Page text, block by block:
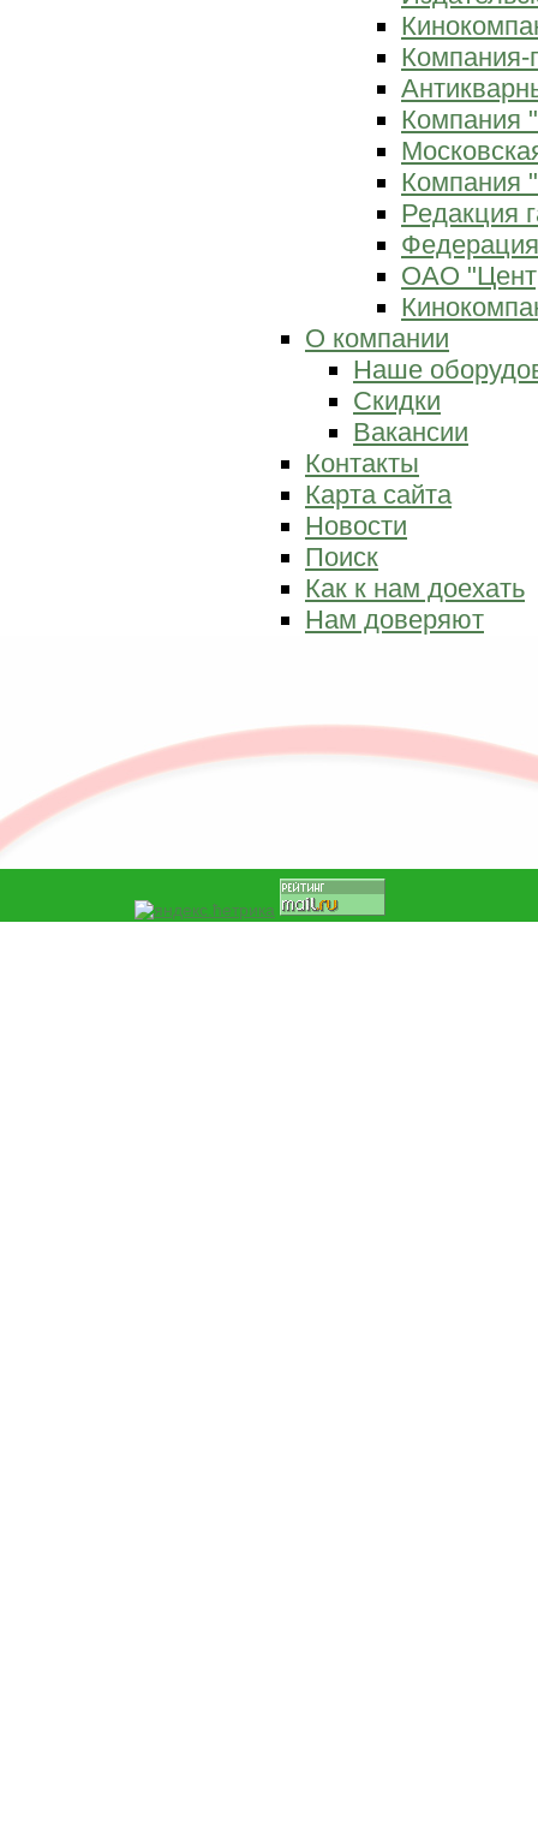
Компания-
Компания
Компания
Редакция
ОАО
О компании
Наше
Скидки
Вакансии
Контакты
Карта сайта
Новости
Поиск
Как к нам доехать
Нам доверяют